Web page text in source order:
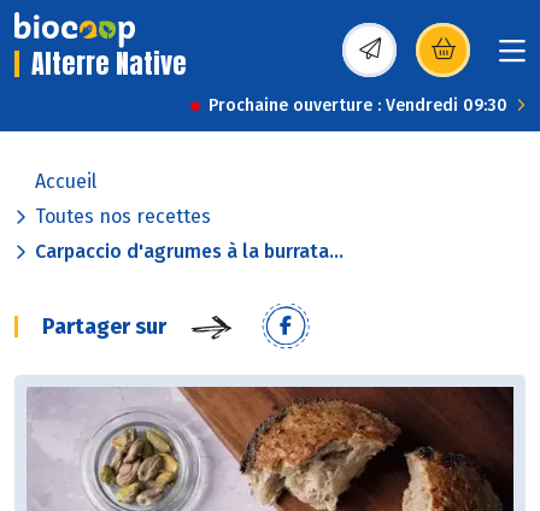
Alterre Native (s’ouvre dans une
Prochaine ouverture : Vendredi 09:30
Accueil
Toutes nos recettes
Carpaccio d'agrumes à la burrata...
Partager sur